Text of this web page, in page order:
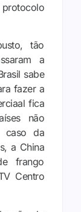
tão
a
sabe
fazer a
fica
não
caso da
a China
frango
Centro